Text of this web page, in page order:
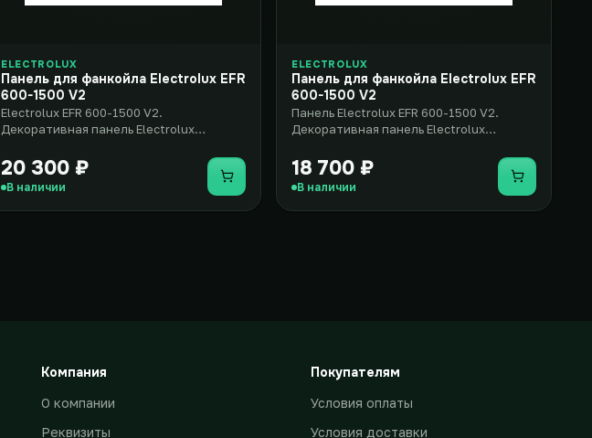
ELECTROLUX
Панель для фанкойла Electrolux EFR
600-1500 V2
Electrolux EFR 600-1500 V2.
Декоративная панель Electrolux
элегантно..
20 300 ₽
В наличии Купить
ELECTROLUX
Панель для фанкойла Electrolux EFR
600-1500 V2
Панель Electrolux EFR 600-1500 V2.
Декоративная панель Electrolux
18 700 ₽
В наличии Купить
Компания
О компании
Реквизиты
Покупателям
Условия оплаты
Условия доставки